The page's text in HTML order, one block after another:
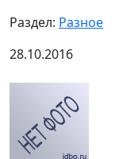
Раздел: Разное
28.10.2016